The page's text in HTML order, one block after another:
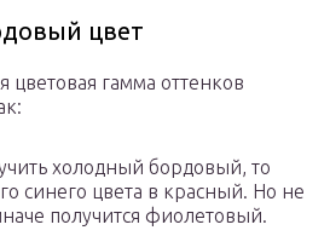
цвет
цветовая гамма оттенков
холодный бордовый, то
синего цвета в красный. Но не
получится фиолетовый.